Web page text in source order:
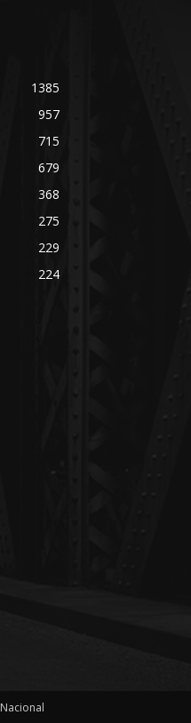
1385
957
715
679
368
275
229
224
Nacional